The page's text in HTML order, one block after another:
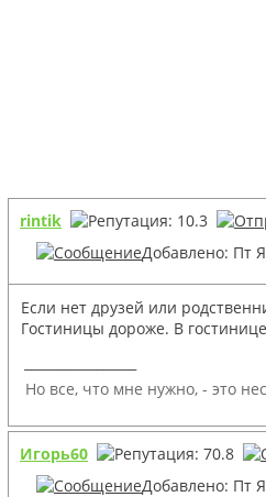
rintik
Добавлено: Пт
Если нет друзей или
Гостиницы дороже. В
Но все, что мне нужно, - это
Игорь60
Добавлено: Пт